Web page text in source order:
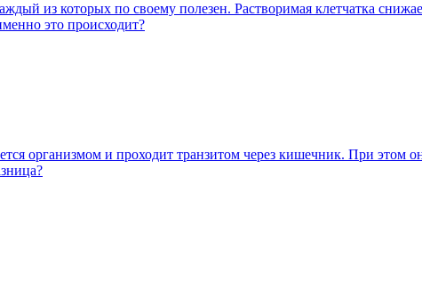
из которых по своему полезен. Растворимая клетчатка
это происходит?
организмом и проходит транзитом через кишечник. При этом